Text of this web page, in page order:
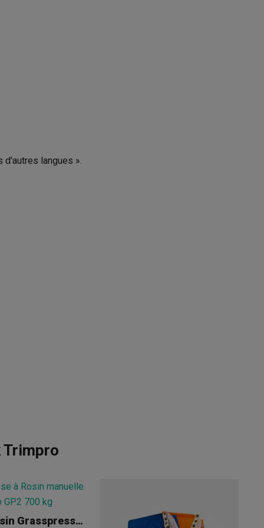
d'autres langues ».
Trimpro
Presse Rosin Grasspresso GP2 700 Kg Manuelle